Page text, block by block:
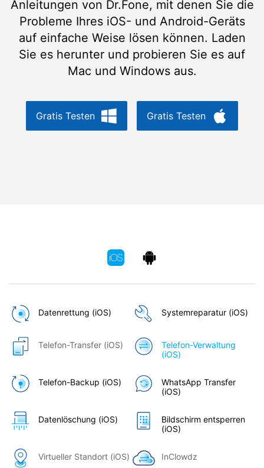
Suchen
Anleitungen von Dr.Fone, mit denen Sie die
Probleme Ihres iOS- und Android-Geräts
auf einfache Weise lösen können. Laden
Sie es herunter und probieren Sie es auf
Mac und Windows aus.
Gratis Testen Gratis Testen
Datenrettung (iOS) Systemreparatur (iOS)
Telefon-Transfer (iOS)
Telefon-Verwaltung
(iOS)
Telefon-Backup (iOS)
WhatsApp Transfer
(iOS)
Datenlöschung (iOS)
Bildschirm entsperren
(iOS)
Virtueller Standort (iOS) InClowdz